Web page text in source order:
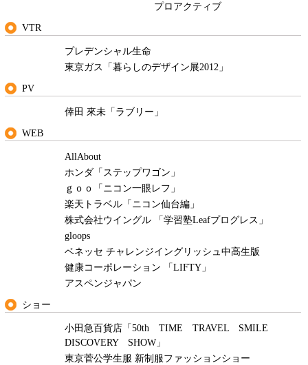
プロアクティブ
VTR
プレデンシャル生命
東京ガス「暮らしのデザイン展2012」
PV
倖田 來未「ラブリー」
WEB
AllAbout
ホンダ「ステップワゴン」
ｇｏｏ「ニコン一眼レフ」
楽天トラベル「ニコン仙台編」
株式会社ウイングル 「学習塾Leafプログレス」
gloops
ベネッセ チャレンジイングリッシュ中高生版
健康コーポレーション 「LIFTY」
アスペンジャパン
ショー
小田急百貨店「50th TIME TRAVEL SMILE
DISCOVERY SHOW」
東京菅公学生服 新制服ファッションショー